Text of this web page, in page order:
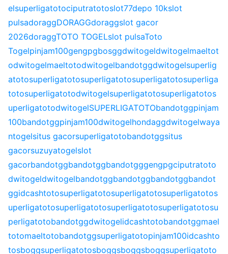
elsuperligatotociputratotoslot77depo 10kslot
pulsadoraggDORAGGdoraggslot gacor
2026doraggTOTO TOGELslot pulsaToto
Togelpinjam100gengpgbosggdwitogeldwitogelmaeltot
odwitogelmaeltotodwitogelbandotggdwitogelsuperlig
atotosuperligatotosuperligatotosuperligatotosuperliga
totosuperligatotodwitogelsuperligatotosuperligatotos
uperligatotodwitogelSUPERLIGATOTObandotggpinjam
100bandotggpinjam100dwitogelhondaggdwitogelwaya
ntogelsitus gacorsuperligatotobandotggsitus
gacorsuzuyatogelslot
gacorbandotggbandotggbandotgggengpgciputratoto
dwitogeldwitogelbandotggbandotggbandotggbandot
ggidcashtotosuperligatotosuperligatotosuperligatotos
uperligatotosuperligatotosuperligatotosuperligatotosu
perligatotobandotggdwitogelidcashtotobandotggmael
totomaeltotobandotggsuperligatotopinjam100idcashto
tosboggsuperligatotosboggsboggsboggsuperligatoto